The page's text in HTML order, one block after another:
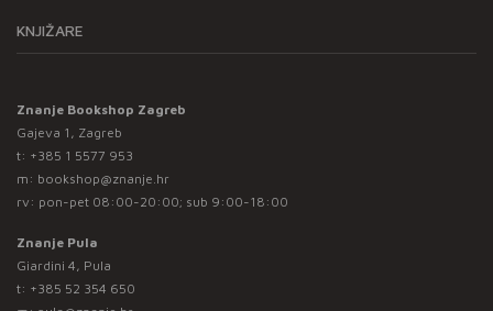
KNJIŽARE
Znanje Bookshop Zagreb
Gajeva 1, Zagreb
t: +385 1 5577 953
m: bookshop@znanje.hr
rv: pon-pet 08:00-20:00; sub 9:00-18:00
Znanje Pula
Giardini 4, Pula
t: +385 52 354 650